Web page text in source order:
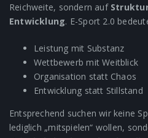
Reichweite, sondern auf
Entwicklung. E-Sport 2.0
Leistung mit Substanz
Wettbewerb mit Weitblick
Organisation statt Chaos
Entwicklung statt Stillstand
Entsprechend suchen wir keine
lediglich „mitspielen“ wollen,